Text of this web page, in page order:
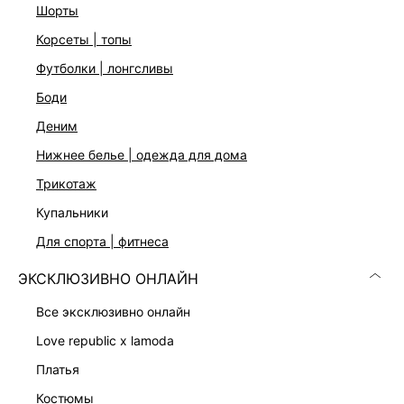
шорты
корсеты | топы
футболки | лонгсливы
боди
деним
нижнее белье | одежда для дома
трикотаж
купальники
для спорта | фитнеса
ЭКСКЛЮЗИВНО ОНЛАЙН
все эксклюзивно онлайн
love republic x lamoda
платья
костюмы
стандартному размеру
ДОСТАВКА И ВОЗВРАТ
Подробные условия доставки и возврата
в AppStore
КАТАЛОГ
КОМПАНИЯ